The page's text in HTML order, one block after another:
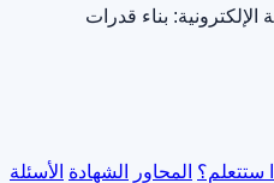
ستتعلم؟ المحاور الشهادة الأسئلة